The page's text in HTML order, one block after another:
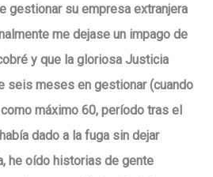
gestionar su empresa extranjera
me dejase un impago de
y que la gloriosa Justicia
seis meses en gestionar (cuando
máximo 60, período tras el
dado a la fuga sin dejar
he oído historias de gente